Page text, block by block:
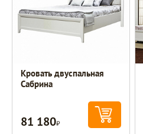
Кровать двуспальная
Сабрина
81 180Р